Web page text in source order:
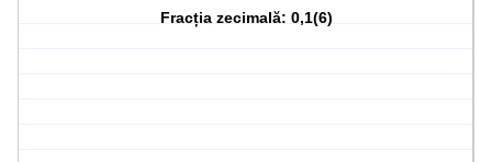
Fracția zecimală: 0,1(6)